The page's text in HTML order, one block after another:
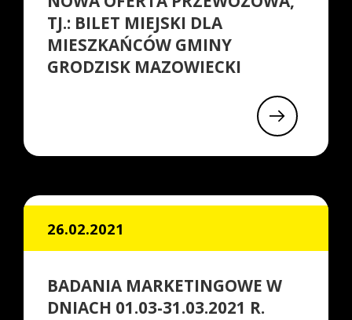
TJ.: BILET MIEJSKI DLA
MIESZKAŃCÓW GMINY
GRODZISK MAZOWIECKI
26.02.2021
BADANIA MARKETINGOWE W
DNIACH 01.03-31.03.2021 R.